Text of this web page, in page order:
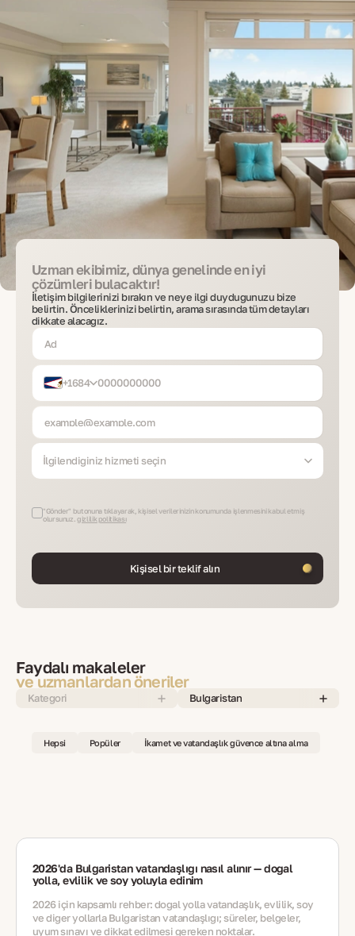
Uzman ekibimiz, dünya genelinde en iyi
çözümleri bulacaktır!
İletişim bilgilerinizi bırakın ve neye ilgi duyduğunuzu bize
belirtin. Önceliklerinizi belirtin, arama sırasında tüm detayları
dikkate alacağız.
+1684
İlgilendiğiniz hizmeti seçin
"Gönder" butonuna tıklayarak, kişisel verilerinizin konumunda işlenmesini kabul etmiş
olursunuz.gizlilik politikası
Kişisel bir teklif alın
Faydalı makaleler
ve uzmanlardan öneriler
Kategori Bulgaristan
Hepsi Popüler İkamet ve vatandaşlık güvence altına alma
2026'da Bulgaristan vatandaşlığı nasıl alınır — doğal
yolla, evlilik ve soy yoluyla edinim
2026 için kapsamlı rehber: doğal yolla vatandaşlık, evlilik, soy
ve diğer yollarla Bulgaristan vatandaşlığı; süreler, belgeler,
uyum sınavı ve dikkat edilmesi gereken noktalar.